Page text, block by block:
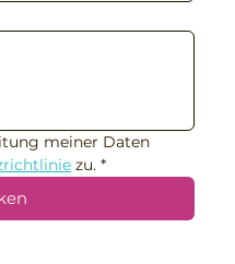
meiner Daten
zu. *